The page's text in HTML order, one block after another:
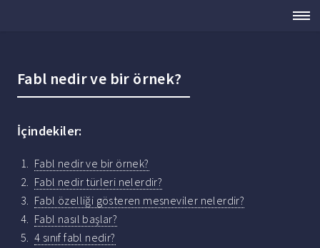
Fabl nedir ve bir örnek?
İçindekiler:
Fabl nedir ve bir örnek?
Fabl nedir türleri nelerdir?
Fabl özelliği gösteren mesneviler nelerdir?
Fabl nasıl başlar?
4 sınıf fabl nedir?